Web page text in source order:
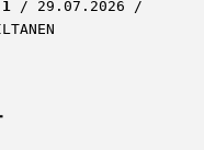
1
29.07.2026